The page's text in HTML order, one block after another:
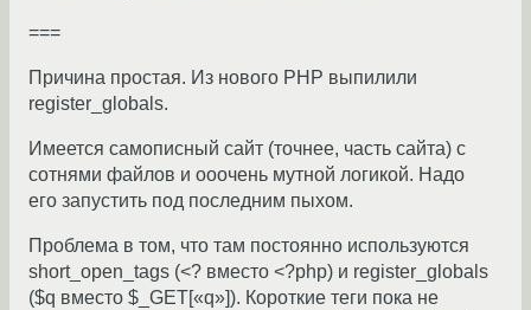
===
Причина простая. Из нового PHP выпилили
register_globals.
Имеется самописный сайт (точнее, часть сайта) с
сотнями файлов и ооочень мутной логикой. Надо
его запустить под последним пыхом.
Проблема в том, что там постоянно используются
short_open_tags (<? вместо <?php) и register_globals
($q вместо $_GET[«q»]). Короткие теги пока не